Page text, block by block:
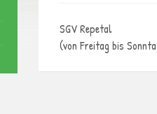
SGV Repetal
(von Freitag bis